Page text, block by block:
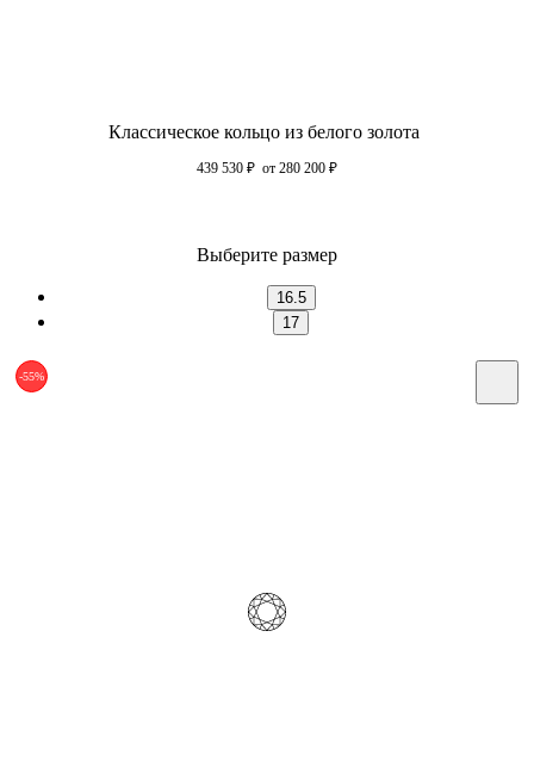
Классическое кольцо из белого золота
439 530 ₽ от 280 200 ₽
Выберите размер
16.5
17
-55%